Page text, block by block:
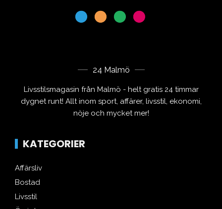
24 Malmö
Livsstilsmagasin från Malmö - helt gratis 24 timmar
dygnet runt! Allt inom sport, affärer, livsstil, ekonomi,
nöje och mycket mer!
KATEGORIER
Affärsliv
Bostad
Livsstil